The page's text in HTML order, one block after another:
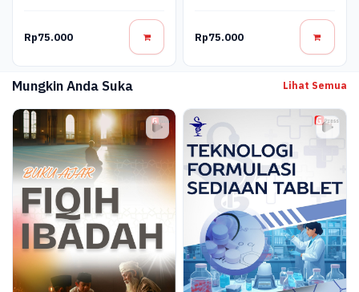
Rp75.000 Rp75.000
Mungkin Anda Suka Lihat Semua